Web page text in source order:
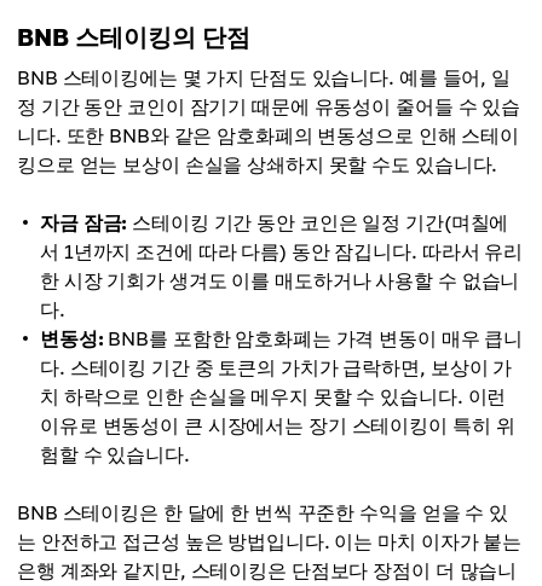
BNB 스테이킹의 단점
BNB 스테이킹에는 몇 가지 단점도 있습니다. 예를 들어, 일
정 기간 동안 코인이 잠기기 때문에 유동성이 줄어들 수 있습
니다. 또한 BNB와 같은 암호화폐의 변동성으로 인해 스테이
킹으로 얻는 보상이 손실을 상쇄하지 못할 수도 있습니다.
자금 잠금: 스테이킹 기간 동안 코인은 일정 기간(며칠에
서 1년까지 조건에 따라 다름) 동안 잠깁니다. 따라서 유리
한 시장 기회가 생겨도 이를 매도하거나 사용할 수 없습니
다.
변동성: BNB를 포함한 암호화폐는 가격 변동이 매우 큽니
다. 스테이킹 기간 중 토큰의 가치가 급락하면, 보상이 가
치 하락으로 인한 손실을 메우지 못할 수 있습니다. 이런
이유로 변동성이 큰 시장에서는 장기 스테이킹이 특히 위
험할 수 있습니다.
BNB 스테이킹은 한 달에 한 번씩 꾸준한 수익을 얻을 수 있
는 안전하고 접근성 높은 방법입니다. 이는 마치 이자가 붙는
은행 계좌와 같지만, 스테이킹은 단점보다 장점이 더 많습니